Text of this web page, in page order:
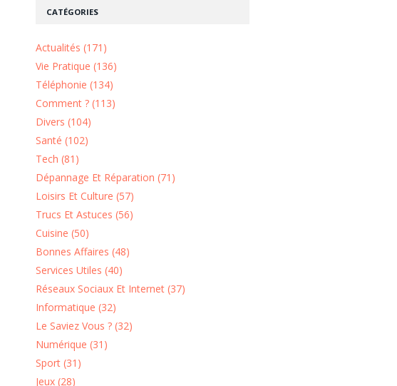
CATÉGORIES
Actualités (171)
Vie Pratique (136)
Téléphonie (134)
Comment ? (113)
Divers (104)
Santé (102)
Tech (81)
Dépannage Et Réparation (71)
Loisirs Et Culture (57)
Trucs Et Astuces (56)
Cuisine (50)
Bonnes Affaires (48)
Services Utiles (40)
Réseaux Sociaux Et Internet (37)
Informatique (32)
Le Saviez Vous ? (32)
Numérique (31)
Sport (31)
Jeux (28)